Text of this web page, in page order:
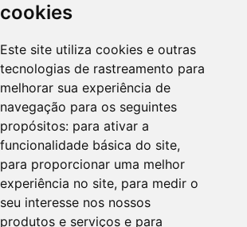
cookies
Este site utiliza cookies e outras
tecnologias de rastreamento para
melhorar sua experiência de
navegação para os seguintes
propósitos: para ativar a
funcionalidade básica do site,
para proporcionar uma melhor
experiência no site, para medir o
seu interesse nos nossos
produtos e serviços e para
6, Bloco E, Complexo Brasil 21, 20º
2001 - CEP 70322-915 - Brasília/DF
1652 e (61) 98131-3801.
por telefone em horário comercial